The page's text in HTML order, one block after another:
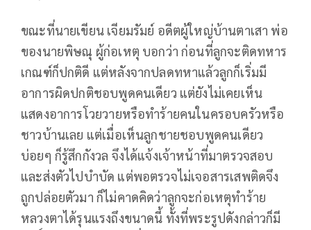
ขณะที่นายเขียน เจียมรัมย์ อดีตผู้ใหญ่บ้านตาเสา พ่อ
ของนายพิษณุ ผู้ก่อเหตุ บอกว่า ก่อนที่ลูกจะติดทหาร
เกณฑ์ก็ปกติดี แต่หลังจากปลดทหาแล้วลูกก็เริ่มมี
อาการผิดปกติชอบพูดคนเดียว แต่ยังไม่เคยเห็น
แสดงอาการโวยวายหรือทำร้ายคนในครอบครัวหรือ
ชาวบ้านเลย แต่เมื่อเห็นลูกชายชอบพูดคนเดียว
บ่อยๆ ก็รู้สึกกังวล จึงได้แจ้งเจ้าหน้าที่มาตรวจสอบ
และส่งตัวไปบำบัด แต่พอตรวจไม่เจอสารเสพติดจึง
ถูกปล่อยตัวมา ก็ไม่คาดคิดว่าลูกจะก่อเหตุทำร้าย
หลวงตาได้รุนแรงถึงขนาดนี้ ทั้งที่พระรูปดังกล่าวก็มี